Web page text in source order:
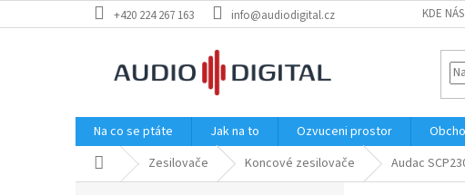
na
+420 224 267 163 info@audiodigital.cz KDE
Na co se ptáte Jak na to Ozvuceni prostor
Domů Zesilovače Koncové zesilovače Audac